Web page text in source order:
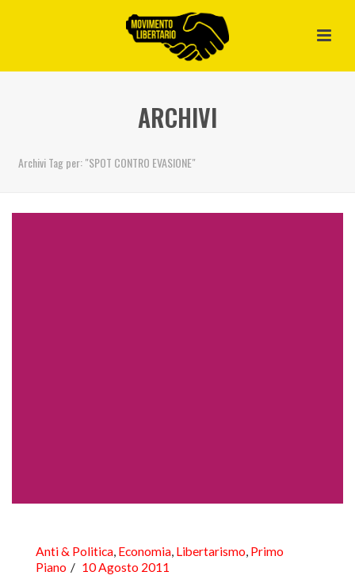
ARCHIVI
Archivi Tag per: "SPOT CONTRO EVASIONE"
Anti & Politica, Economia, Libertarismo, Primo
Piano
10 Agosto 2011